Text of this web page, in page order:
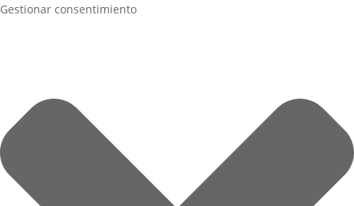
Gestionar consentimiento